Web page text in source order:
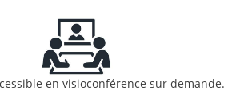
en visioconférence sur demande.